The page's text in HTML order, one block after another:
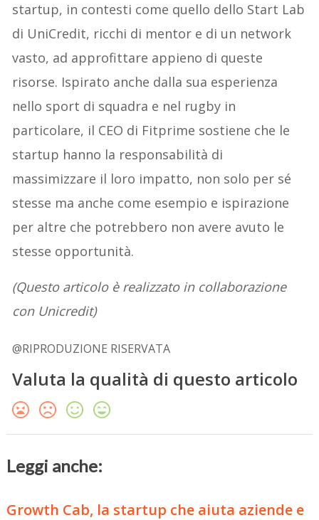
startup, in contesti come quello dello Start Lab
di UniCredit, ricchi di mentor e di un network
vasto, ad approfittare appieno di queste
risorse. Ispirato anche dalla sua esperienza
nello sport di squadra e nel rugby in
particolare, il CEO di Fitprime sostiene che le
startup hanno la responsabilità di
massimizzare il loro impatto, non solo per sé
stesse ma anche come esempio e ispirazione
per altre che potrebbero non avere avuto le
stesse opportunità.
(Questo articolo è realizzato in collaborazione
con Unicredit)
@RIPRODUZIONE RISERVATA
Valuta la qualità di questo articolo
Leggi anche:
Growth Cab, la startup che aiuta aziende e